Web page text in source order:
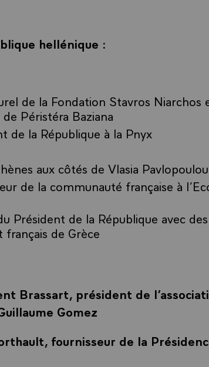
hellénique :
de la Fondation Stavros Niarchos
Péristéra Baziana
de la République à la Pnyx
aux côtés de Vlasia Pavlopoulou
de la communauté française à
Président de la République avec
de Grèce
Brassart, président de
Gomez
fournisseur de la